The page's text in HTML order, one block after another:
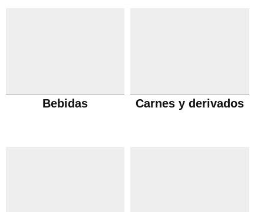
Bebidas Carnes y derivados